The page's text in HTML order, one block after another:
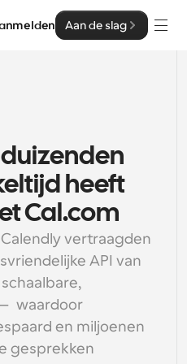
Aan de slag
gemaakt
voor groepen
meer controle en
platform
& tekst
voor
duizenden
heeft
Cal.com
vertraagden
API van
waardoor
en miljoenen
gesprekken